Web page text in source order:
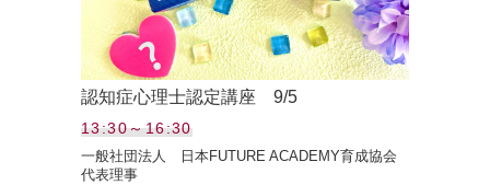
認知症心理士認定講座 9/5
13:30～16:30
一般社団法人 日本FUTURE ACADEMY育成協会
代表理事